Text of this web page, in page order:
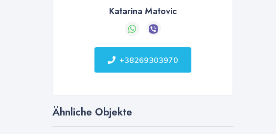
Katarina Matovic
+38269303970
Ähnliche Objekte